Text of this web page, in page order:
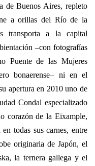
de Buenos Aires, repleto
a orillas del Río de la
transporta a la capital
–con fotografías
Puente de las Mujeres
bonaerense– ni en el
apertura en 2010 uno de
Condal especializado
corazón de la Eixample,
todas sus carnes, entre
originaria de Japón, el
la ternera gallega y el